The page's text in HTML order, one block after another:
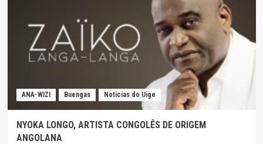
ANA-WIZI Buengas Noticias do Uige
NYOKA LONGO, ARTISTA CONGOLÊS DE ORIGEM
ANGOLANA